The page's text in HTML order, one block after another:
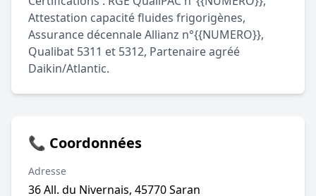
Attestation capacité fluides frigorigènes,
Assurance décennale Allianz n°{{NUMERO}},
Qualibat 5311 et 5312, Partenaire agréé
Daikin/Atlantic.
📞 Coordonnées
Adresse
36 All. du Nivernais, 45770 Saran